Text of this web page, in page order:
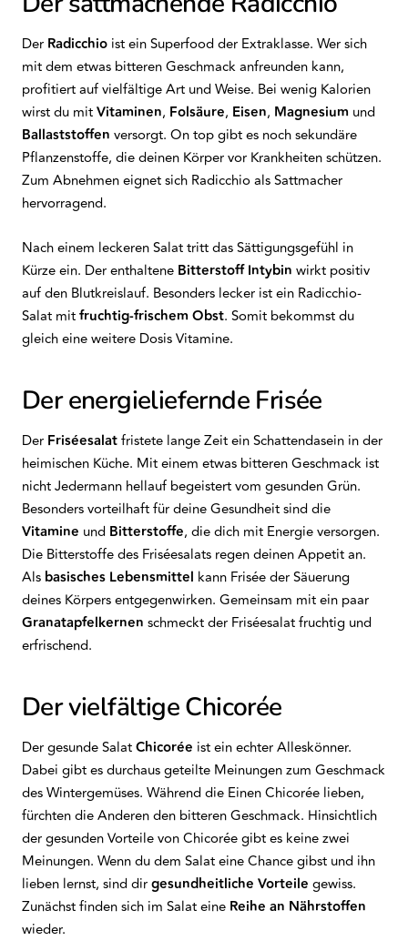
Der Radicchio ist ein Superfood der Extraklasse. Wer sich
mit dem etwas bitteren Geschmack anfreunden kann,
profitiert auf vielfältige Art und Weise. Bei wenig Kalorien
wirst du mitVitaminen, Folsäure, Eisen, Magnesium und
Ballaststoffen versorgt. On top gibt es noch sekundäre
Pflanzenstoffe, die deinen Körper vor Krankheiten schützen.
Zum Abnehmen eignet sich Radicchio als Sattmacher
hervorragend.
Nach einem leckeren Salat tritt das Sättigungsgefühl in
Kürze ein. Der enthaltene Bitterstoff Intybin wirkt positiv
auf den Blutkreislauf. Besonders lecker ist ein Radicchio-
Salat mitfruchtig-frischem Obst. Somit bekommst du
gleich eine weitere Dosis Vitamine.
Der energieliefernde Frisée
Der Friséesalatfristete lange Zeit ein Schattendasein in der
heimischen Küche. Mit einem etwas bitteren Geschmack ist
nicht Jedermann hellauf begeistert vom gesunden Grün.
Besonders vorteilhaft für deine Gesundheit sind die
Vitamine und Bitterstoffe, die dich mit Energie versorgen.
Die Bitterstoffe des Friséesalats regen deinen Appetit an.
Als basisches Lebensmittel kann Frisée der Säuerung
deines Körpers entgegenwirken. Gemeinsam mit ein paar
Granatapfelkernen schmeckt der Friséesalat fruchtig und
erfrischend.
Der vielfältige Chicorée
Der gesunde SalatChicorée ist ein echter Alleskönner.
Dabei gibt es durchaus geteilte Meinungen zum Geschmack
des Wintergemüses. Während die Einen Chicorée lieben,
fürchten die Anderen den bitteren Geschmack. Hinsichtlich
der gesunden Vorteile von Chicorée gibt es keine zwei
Meinungen. Wenn du dem Salat eine Chance gibst und ihn
lieben lernst, sind dirgesundheitliche Vorteile gewiss.
Zunächst finden sich im Salat eine Reihe an Nährstoffen
wieder.